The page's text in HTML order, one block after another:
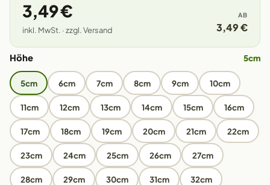
3,49 €
inkl. MwSt. · zzgl. Versand
AB
3,49 €
Höhe 5cm
5cm 6cm 7cm 8cm 9cm 10cm
11cm 12cm 13cm 14cm 15cm 16cm
17cm 18cm 19cm 20cm 21cm 22cm
23cm 24cm 25cm 26cm 27cm
28cm 29cm 30cm 31cm 32cm